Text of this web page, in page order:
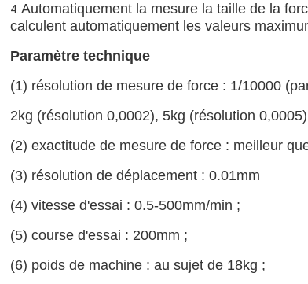
4. Automatiquement la mesure la taille de la
calculent automatiquement les valeurs
Paramètre technique
(1) résolution de mesure de force : 1/10000
2kg (résolution 0,0002), 5kg (résolution
(2) exactitude de mesure de force : meilleur
(3) résolution de déplacement : 0.01mm
(4) vitesse d'essai : 0.5-500mm/min ;
(5) course d'essai : 200mm ;
(6) poids de machine : au sujet de 18kg ;